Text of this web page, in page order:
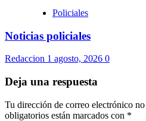
Policiales
Noticias policiales
Redaccion 1 agosto, 2026 0
Deja una respuesta
Tu dirección de correo electrónico
obligatorios están marcados con *